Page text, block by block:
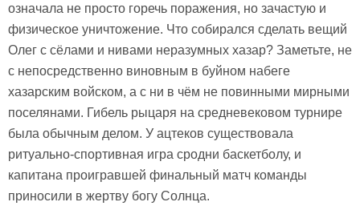
означала не просто горечь поражения, но зачастую и
физическое уничтожение. Что собирался сделать вещий
Олег с сёлами и нивами неразумных хазар? Заметьте, не
с непосредственно виновным в буйном набеге
хазарским войском, а с ни в чём не повинными мирными
поселянами. Гибель рыцаря на средневековом турнире
была обычным делом. У ацтеков существовала
ритуально-спортивная игра сродни баскетболу, и
капитана проигравшей финальный матч команды
приносили в жертву богу Солнца.